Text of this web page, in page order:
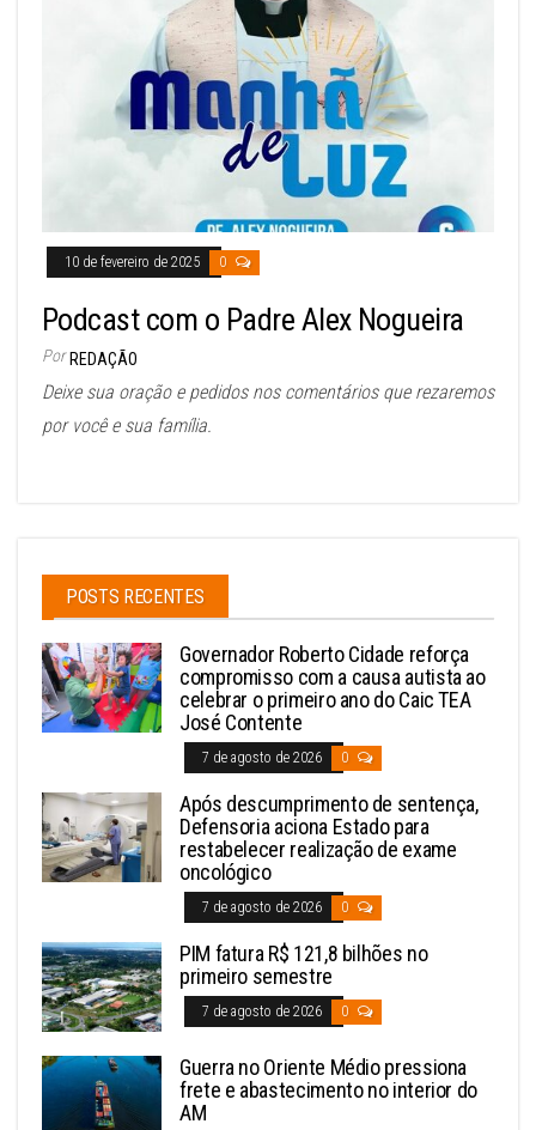
10 de fevereiro de 2025 0
Podcast com o Padre Alex Nogueira
Por REDAÇÃO
Deixe sua oração e pedidos nos comentários que rezaremos
por você e sua família.
POSTS RECENTES
Governador Roberto Cidade reforça
compromisso com a causa autista ao
celebrar o primeiro ano do Caic TEA
José Contente
7 de agosto de 2026 0
Após descumprimento de sentença,
Defensoria aciona Estado para
restabelecer realização de exame
oncológico
7 de agosto de 2026 0
PIM fatura R$ 121,8 bilhões no
primeiro semestre
7 de agosto de 2026 0
Guerra no Oriente Médio pressiona
frete e abastecimento no interior do
AM